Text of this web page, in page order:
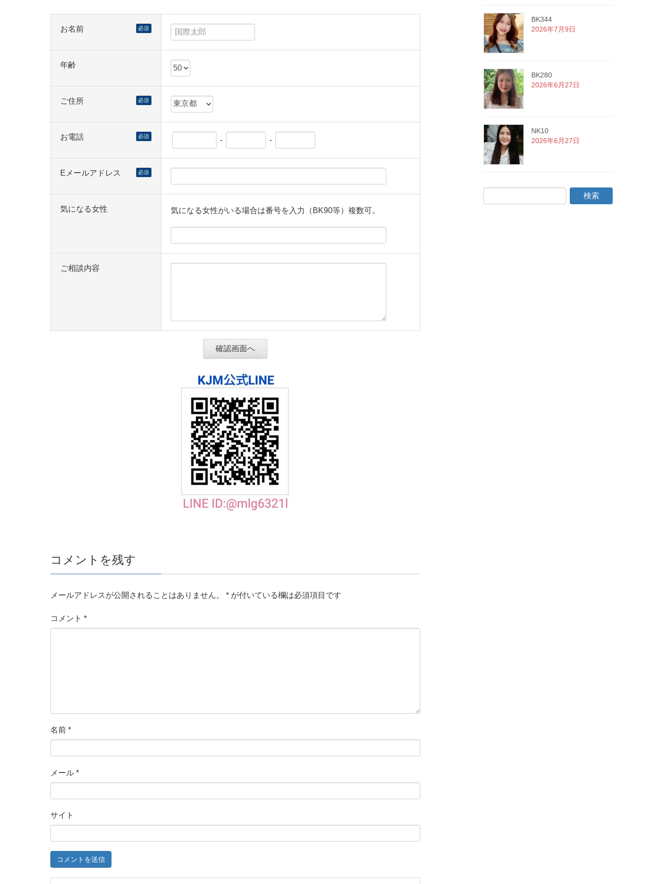
お名前 必須
年齢
ご住所 必須
お電話 必須 - -
Eメールアドレス 必須
気になる女性 気になる女性がいる場合は番号を入力（BK90等）複数可。
ご相談内容
コメントを残す
メールアドレスが公開されることはありません。 * が付いている欄は必須項目です
コメント *
名前 *
メール *
サイト
BK344
2026年7月9日
BK280
2026年6月27日
NK10
2026年6月27日